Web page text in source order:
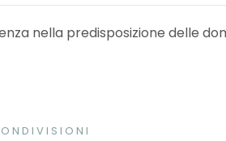
nella predisposizione delle